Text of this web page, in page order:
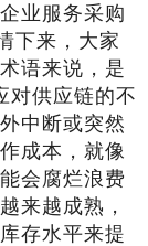
业服务采购
下来，大家
语来说，是
对供应链的不
中断或突然
成本，就像
会腐烂浪费
来越成熟，
存水平来提